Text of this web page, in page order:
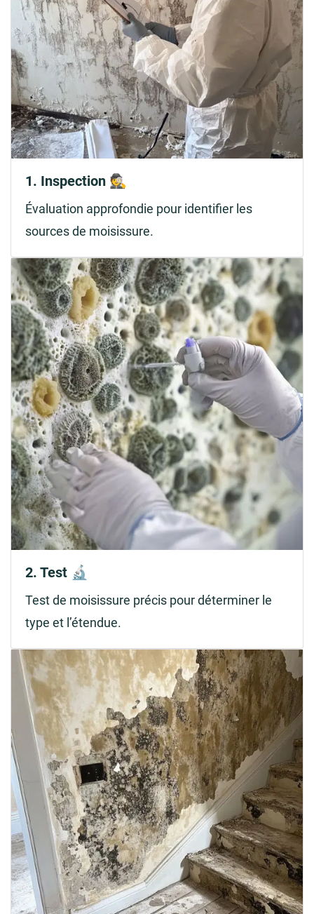
1. Inspection 🕵️
Évaluation approfondie pour identifier les
sources de moisissure.
2. Test 🔬
Test de moisissure précis pour déterminer le
type et l’étendue.